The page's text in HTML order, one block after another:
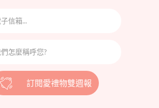
訂閱愛禮物雙週報